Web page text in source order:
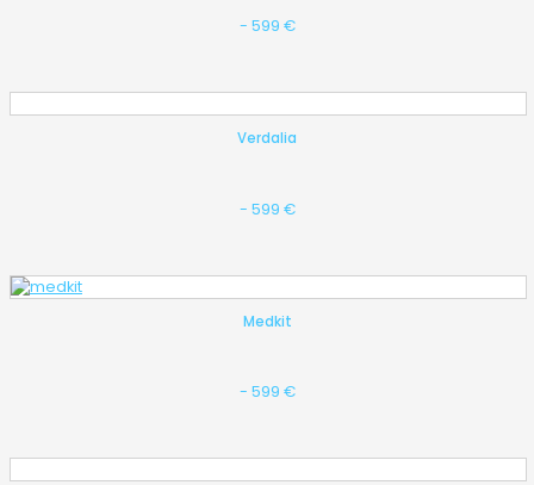
- 599 €
Verdalia
- 599 €
Medkit
- 599 €